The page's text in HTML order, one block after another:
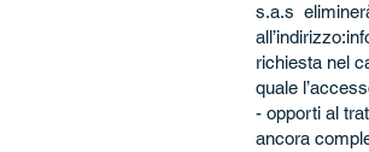
s.a.s
all’indirizzo:
richiesta nel
quale
- opporti al
ancora